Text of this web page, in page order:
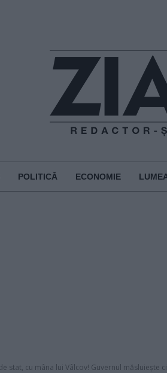
POLITICĂ ECONOMIE
stat, cu mâna lui Vâlcov! Guvernul măsluiește